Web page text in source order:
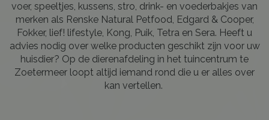
voer, speeltjes, kussens, stro, drink- en voederbakjes van
merken als Renske Natural Petfood, Edgard & Cooper,
Fokker, lief! lifestyle, Kong, Puik, Tetra en Sera. Heeft u
advies nodig over welke producten geschikt zijn voor uw
huisdier? Op de dierenafdeling in het tuincentrum te
Zoetermeer loopt altijd iemand rond die u er alles over
kan vertellen.